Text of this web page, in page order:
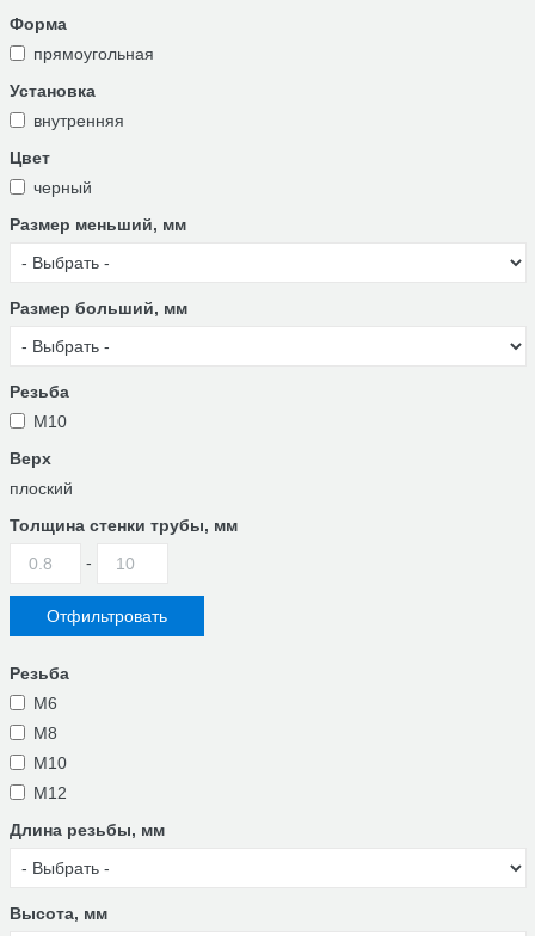
Форма
прямоугольная
Установка
внутренняя
Цвет
черный
Размер меньший, мм
Размер больший, мм
Резьба
М10
Верх
плоский
Толщина стенки трубы, мм
-
Резьба
M6
M8
M10
М12
Длина резьбы, мм
Высота, мм